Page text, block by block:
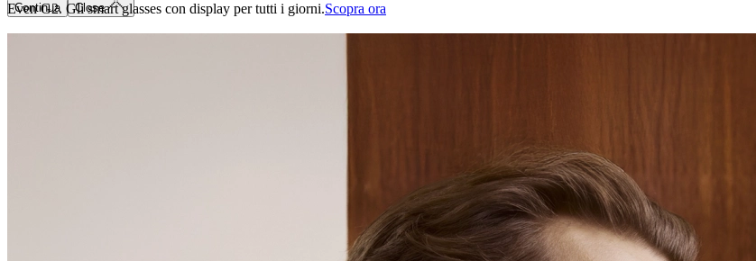
Continua Close
Even G2. Gli smart glasses con display per tutti i giorni.Scopra ora